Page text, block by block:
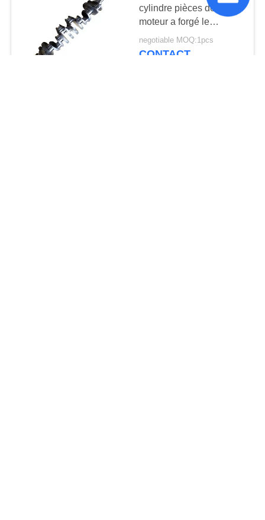
cylindre pièces de
moteur a forgé le
vilebrequin 4N7696
longtemps utilisant la vie
negotiable MOQ:1pcs
CONTACT